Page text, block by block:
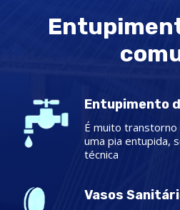
Entupimento
É muito
uma pia entupida,
técnica
Vasos